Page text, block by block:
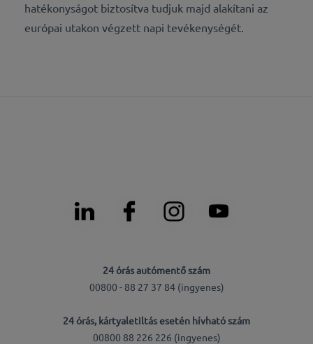
hatékonyságot biztosítva tudjuk majd alakítani az
európai utakon végzett napi tevékenységét.
24 órás autómentő szám
00800 - 88 27 37 84 (ingyenes)
24 órás, kártyaletiltás esetén hívható szám
00800 88 226 226 (ingyenes)